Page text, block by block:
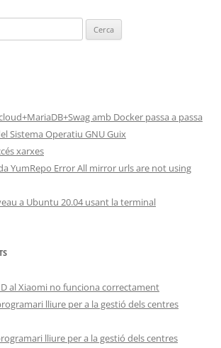
amb Docker passa a passa
Sistema Operatiu GNU Guix
xarxes
YumRepo Error All mirror urls are not using
a Ubuntu 20.04 usant la terminal
al Xiaomi no funciona correctament
lliure per a la gestió dels centres
lliure per a la gestió dels centres